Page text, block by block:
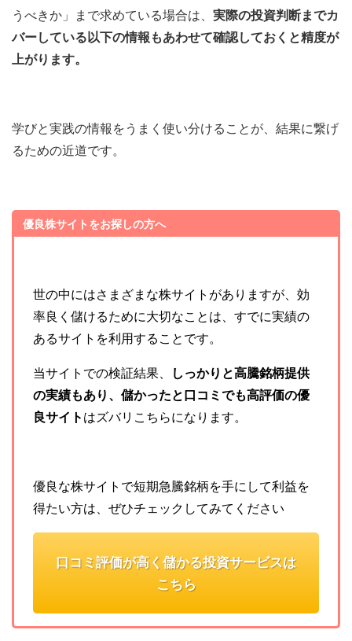
うべきか」まで求めている場合は、 実際の投資判断までカ
バーしている以下の情報もあわせて確認しておくと精度が
上がります。
学びと実践の情報をうまく使い分けることが、結果に繋げ
るための近道です。
優良株サイトをお探しの方へ
世の中にはさまざまな株サイトがありますが、効
率良く儲けるために大切なことは、すでに実績の
あるサイトを利用することです。
当サイトでの検証結果、
しっかりと高騰銘柄提供
の実績もあり、儲かったと口コミでも高評価の優
良サイト はズバリこちらになります。
優良な株サイトで短期急騰銘柄を手にして利益を
得たい方は、ぜひチェックしてみてください
口コミ評価が高く儲かる投資サービスは
こちら